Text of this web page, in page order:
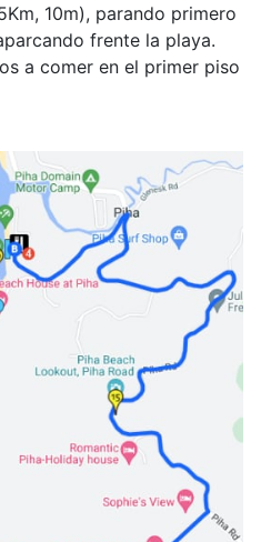
10m), parando primero
frente la playa.
a comer en el primer piso